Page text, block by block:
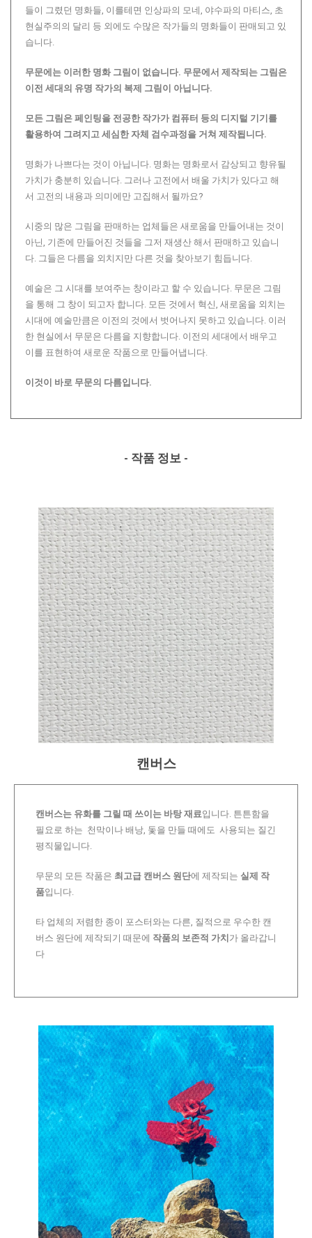
들이 그렸던 명화들, 이를테면 인상파의 모네, 야수파의 마티스, 초
현실주의의 달리 등 외에도 수많은 작가들의 명화들이 판매되고 있
습니다.
무문에는 이러한 명화 그림이 없습니다. 무문에서 제작되는 그림은
이전 세대의 유명 작가의 복제 그림이 아닙니다.
모든 그림은 페인팅을 전공한 작가가 컴퓨터 등의 디지털 기기를
활용하여 그려지고 세심한 자체 검수과정을 거쳐 제작됩니다.
명화가 나쁘다는 것이 아닙니다. 명화는 명화로서 감상되고 향유될
가치가 충분히 있습니다. 그러나 고전에서 배울 가치가 있다고 해
서 고전의 내용과 의미에만 고집해서 될까요?
시중의 많은 그림을 판매하는 업체들은 새로움을 만들어내는 것이
아닌, 기존에 만들어진 것들을 그저 재생산 해서 판매하고 있습니
다. 그들은 다름을 외치지만 다른 것을 찾아보기 힘듭니다.
예술은 그 시대를 보여주는 창이라고 할 수 있습니다. 무문은 그림
을 통해 그 창이 되고자 합니다. 모든 것에서 혁신, 새로움을 외치는
시대에 예술만큼은 이전의 것에서 벗어나지 못하고 있습니다. 이러
한 현실에서 무문은 다름을 지향합니다. 이전의 세대에서 배우고
이를 표현하여 새로운 작품으로 만들어냅니다.
이것이 바로 무문의 다름입니다.
- 작품 정보 -
캔버스
캔버스는 유화를 그릴 때 쓰이는 바탕 재료입니다. 튼튼함을
필요로 하는 천막이나 배낭, 돛을 만들 때에도 사용되는 질긴
평직물입니다.
무문의 모든 작품은 최고급 캔버스 원단에 제작되는 실제 작
품입니다.
타 업체의 저렴한 종이 포스터와는 다른, 질적으로 우수한 캔
버스 원단에 제작되기 때문에 작품의 보존적 가치 가 올라갑니
다